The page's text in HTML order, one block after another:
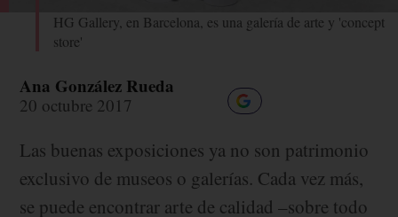
HG Gallery, en Barcelona, es una galería de arte y 'concept
store'
Ana González Rueda
20 octubre 2017
Las buenas exposiciones ya no son patrimonio
exclusivo de museos o galerías. Cada vez más,
se puede encontrar arte de calidad –sobre todo